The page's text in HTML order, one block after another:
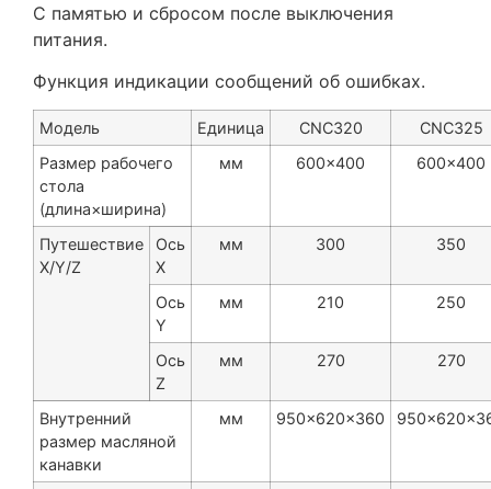
С памятью и сбросом после выключения
питания.
Функция индикации сообщений об ошибках.
Модель Единица CNC320
CNC325
Размер рабочего
стола
(длина×ширина)
мм 600×400 600×400
Путешествие
X/Y/Z
Ось
X
мм 300 350
Ось
Y
мм 210 250
Ось
Z
мм 270 270
Внутренний
размер масляной
канавки
мм 950×620×360